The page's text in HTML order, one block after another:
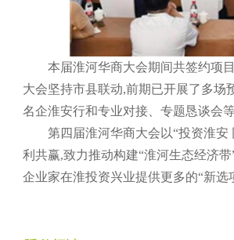
本届淮河华商大会期间共签约项
大会坚持市县联动,前期已开展了多场
名企淮安行和专业对接、专题恳谈会等
第四届淮河华商大会以“投资淮
利共赢,致力推动构建“淮河生态经济
企业家在淮投资兴业提供更多的“新选